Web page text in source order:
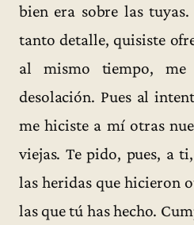
bien era sobre las
tanto detalle, quisiste
al mismo tiempo,
desolación. Pues al
me hiciste a mí otras
viejas. Te pido, pues, a
las heridas que hicieron
las que tú has hecho.